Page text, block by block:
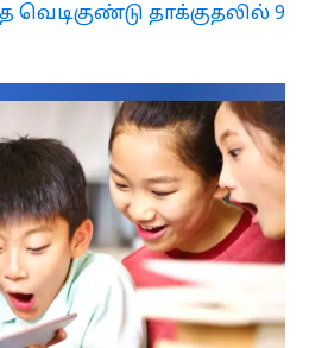
வெடிகுண்டு தாக்குதலில் 9